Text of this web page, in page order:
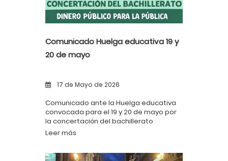
Comunicado Huelga educativa 19 y
20 de mayo
17 de Mayo de 2026
Comunicado ante la Huelga educativa
convocada para el 19 y 20 de mayo por
la concertación del bachillerato
Leer más